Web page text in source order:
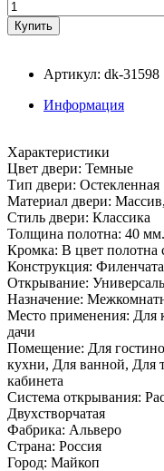
Артикул: dk-31598
Информация
Характеристики
Цвет двери: Темные
Тип двери: Остекленная
Материал двери:
Стиль двери: Классика
Толщина полотна: 40 мм.
Кромка: В цвет полотна
Конструкция:
Открывание:
Назначение:
Место применения: Для
дачи
Помещение: Для
кухни, Для ванной, Для
кабинета
Система открывания:
Двухстворчатая
Фабрика: Альверо
Страна: Россия
Город: Майкоп